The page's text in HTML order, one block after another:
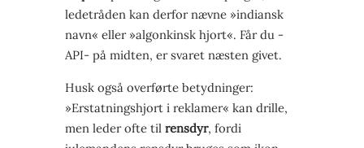
ledetråden kan derfor nævne »indiansk
navn« eller »algonkinsk hjort«. Får du ­-
API-­ på midten, er svaret næsten givet.
Husk også overførte betydninger:
»Erstatnings­hjort i reklamer« kan drille,
men leder ofte til rensdyr, fordi